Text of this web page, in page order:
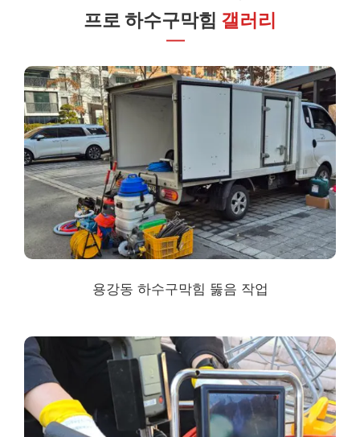
프로 하수구막힘 갤러리
용강동 하수구막힘 뚫음 작업